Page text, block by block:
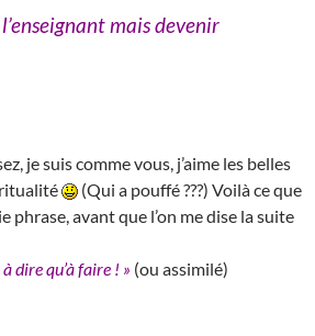
mais devenir
je suis comme vous, j’aime les belles
(Qui a pouffé ???) Voilà ce que
phrase, avant que l’on me dise la suite
dire qu’à faire ! » (ou assimilé)